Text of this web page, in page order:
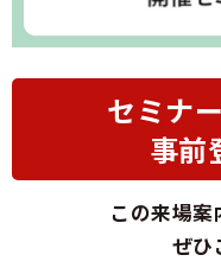
セミナ
事前
この来場
ぜひ